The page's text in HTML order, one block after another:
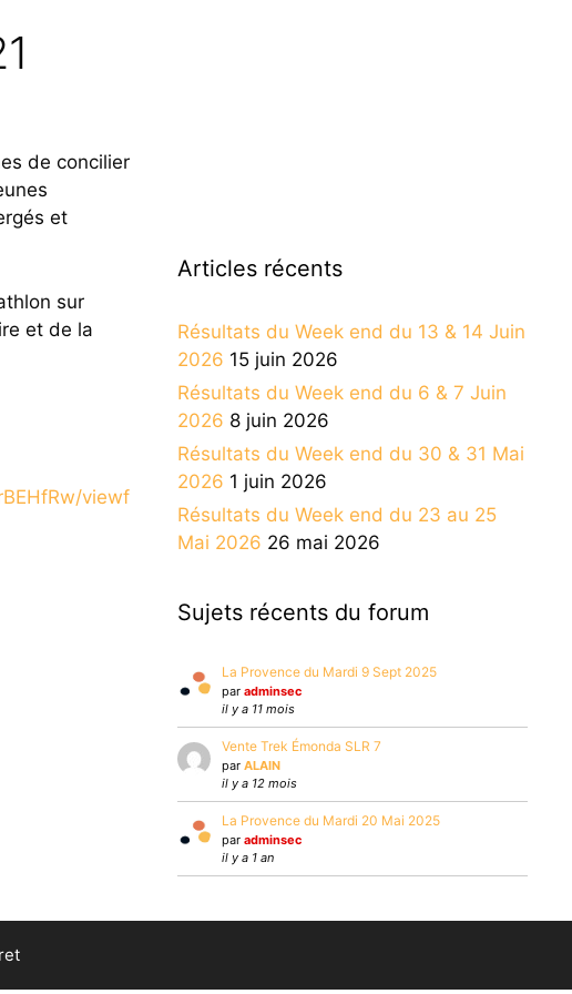
de concilier
et
sur
et de la
viewf
Articles récents
Résultats du Week end du 13 & 14 Juin
2026 15 juin 2026
Résultats du Week end du 6 & 7 Juin
2026 8 juin 2026
Résultats du Week end du 30 & 31 Mai
2026 1 juin 2026
Résultats du Week end du 23 au 25
Mai 2026 26 mai 2026
Sujets récents du forum
La Provence du Mardi 9 Sept 2025
par adminsec
il y a 11 mois
Vente Trek Émonda SLR 7
par ALAIN
il y a 12 mois
La Provence du Mardi 20 Mai 2025
par adminsec
il y a 1 an